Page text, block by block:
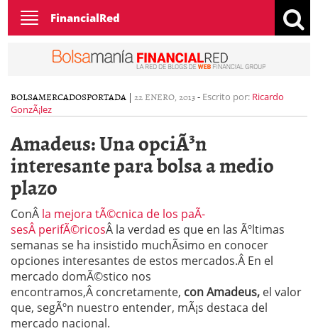
Toggle
navigation
FinancialRed
BOLSAMERCADOSPORTADA | 22 ENERO, 2013- Escrito por: Ricardo
GonzÃ¡lez
Amadeus: Una opciÃ³n
interesante para bolsa a medio
plazo
ConÂ la mejora tÃ©cnica de los paÃ­
sesÂ perifÃ©ricosÂ la verdad es que en las Ãºltimas
semanas se ha insistido muchÃ­simo en conocer
opciones interesantes de estos mercados.Â En el
mercado domÃ©stico nos
encontramos,Â concretamente, con Amadeus, el valor
que, segÃºn nuestro entender, mÃ¡s destaca del
mercado nacional.